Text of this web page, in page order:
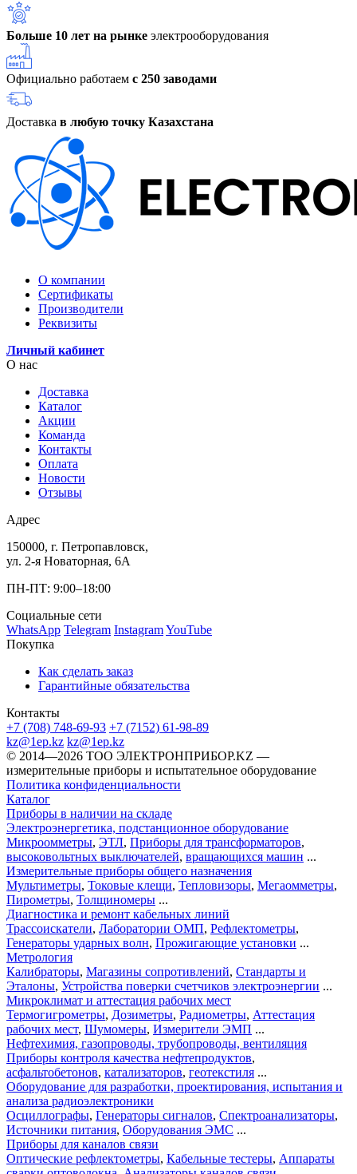
Больше 10 лет на рынке электрооборудования
Официально работаем с 250 заводами
Доставка в любую точку Казахстана
О компании
Сертификаты
Производители
Реквизиты
Личный кабинет
О нас
Доставка
Каталог
Акции
Команда
Контакты
Оплата
Новости
Отзывы
Адрес
150000, г. Петропавловск,
ул. 2-я Новаторная, 6А
ПН-ПТ: 9:00–18:00
Социальные сети
WhatsApp Telegram InstagramYouTube
Покупка
Как сделать заказ
Гарантийные обязательства
Контакты
+7 (708) 748-69-93 +7 (7152) 61-98-89
kz@1ep.kz kz@1ep.kz
©️ 2014—2026 ТОО ЭЛЕКТРОНПРИБОР.KZ —
измерительные приборы и испытательное оборудование
Политика конфиденциальности
Каталог
Приборы в наличии на складе
Электроэнергетика, подстанционное оборудование
Микроомметры, ЭТЛ, Приборы для трансформаторов,
высоковольтных выключателей, вращающихся машин ...
Измерительные приборы общего назначения
Мультиметры, Токовые клещи, Тепловизоры, Мегаомметры,
Пирометры, Толщиномеры ...
Диагностика и ремонт кабельных линий
Трассоискатели, Лаборатории ОМП, Рефлектометры,
Генераторы ударных волн, Прожигающие установки ...
Метрология
Калибраторы, Магазины сопротивлений, Стандарты и
Эталоны, Устройства поверки счетчиков электроэнергии ...
Микроклимат и аттестация рабочих мест
Термогигрометры, Дозиметры, Радиометры, Аттестация
рабочих мест, Шумомеры, Измерители ЭМП ...
Нефтехимия, газопроводы, трубопроводы, вентиляция
Приборы контроля качества нефтепродуктов,
асфальтобетонов, катализаторов, геотекстиля ...
Оборудование для разработки, проектирования, испытания и
анализа радиоэлектроники
Осциллографы, Генераторы сигналов, Спектроанализаторы,
Источники питания, Оборудования ЭМС ...
Приборы для каналов связи
Оптические рефлектометры, Кабельные тестеры, Аппараты